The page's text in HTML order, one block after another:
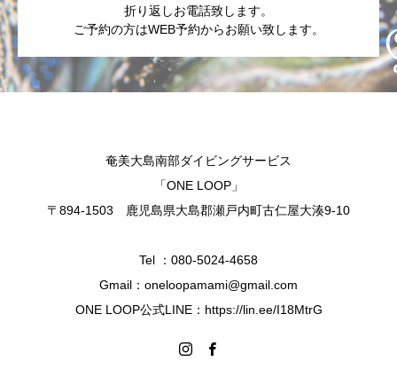
折り返しお電話致します。
ご予約の方はWEB予約からお願い致します。
奄美大島南部ダイビングサービス
「ONE LOOP」
〒894-1503 鹿児島県大島郡瀬戸内町古仁屋大湊9-10
Tel ：080-5024-4658
Gmail：oneloopamami@gmail.com
ONE LOOP公式LINE：https://lin.ee/I18MtrG